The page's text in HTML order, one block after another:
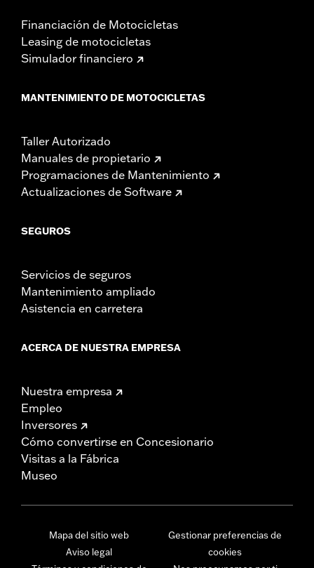
Financiación de Motocicletas
Leasing de motocicletas
Simulador financiero
MANTENIMIENTO DE MOTOCICLETAS
Taller Autorizado
Manuales de propietario
Programaciones de Mantenimiento
Actualizaciones de Software
SEGUROS
Servicios de seguros
Mantenimiento ampliado
Asistencia en carretera
ACERCA DE NUESTRA EMPRESA
Nuestra empresa
Empleo
Inversores
Cómo convertirse en Concesionario
Visitas a la Fábrica
Museo
Mapa del sitio web
Aviso legal
Gestionar preferencias de
cookies